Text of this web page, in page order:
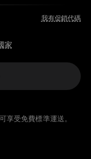
我有促銷代碼
家
享受免費標準運送。